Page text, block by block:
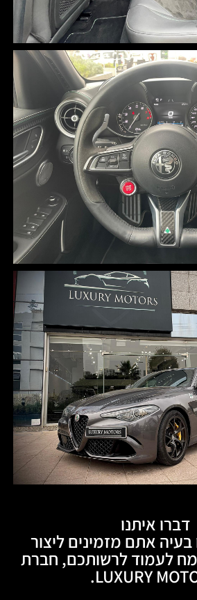
דברו איתנו
אתם מזמינים ליצור
לעמוד לרשותכם, חברת
LUXURY